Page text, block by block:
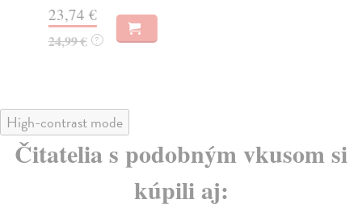
23,74 €
24,99 € ?
High-contrast mode
Čitatelia s podobným vkusom si
kúpili aj: